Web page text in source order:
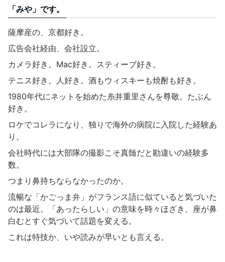
「みや」です。
薩摩産の、京都好き。
広告会社経由、会社設立。
カメラ好き。Mac好き。スティーブ好き。
テニス好き。人好き。酒もウィスキーも焼酎も好き。
1980年代にネットを始めた糸井重里さんを尊敬。たぶん
好き。
ロケでコレラになり、独りで海外の病院に入院した経験あ
り。
会社時代には大部隊の撮影こそ真髄だと勘違いの経験多
数。
つまり鼻持ちならなかったのか。
流暢な「かごっま弁」がフランス語に似ていると気づいた
のは最近。「あったらしい」の意味を時々ほざき、座が鼻
白むとすぐ気づいて話題を変える。
これは特技か、いや読みが早いとも言える。